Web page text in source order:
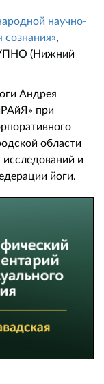
научно-
,
(Нижний
Андрея
при
области
и
йоги.